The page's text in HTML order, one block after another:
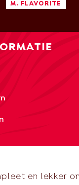
English
Nederlands
M. FLAVORITE
en lekker